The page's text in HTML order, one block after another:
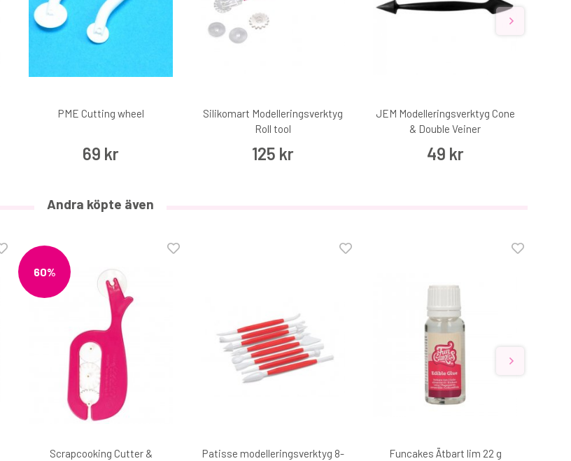
Livsmedelspenna FunCakes guld/silver 2-pack
75 kr
€7.60
PME Cutting wheel
69 kr
Silikomart Modelleringsverktyg
Roll tool
125 kr
JEM Modelleringsverktyg Cone
& Double Veiner
49 kr
Andra köpte även
60%
Scrapcooking Cutter &
Patisse modelleringsverktyg 8-
Funcakes Ätbart lim 22 g